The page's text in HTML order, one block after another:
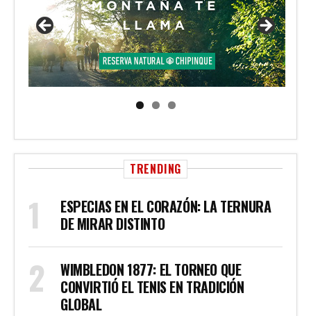
TRENDING
ESPECIAS EN EL CORAZÓN: LA TERNURA
DE MIRAR DISTINTO
WIMBLEDON 1877: EL TORNEO QUE
CONVIRTIÓ EL TENIS EN TRADICIÓN
GLOBAL